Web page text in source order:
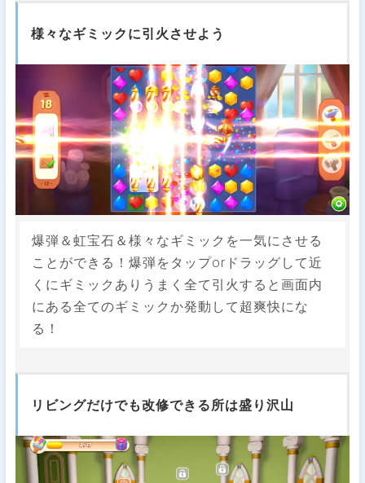
様々なギミックに引火させよう
爆弾＆虹宝石＆様々なギミックを一気にさせる
ことができる！爆弾をタップorドラッグして近
くにギミックありうまく全て引火すると画面内
にある全てのギミックか発動して超爽快にな
る！
リビングだけでも改修できる所は盛り沢山